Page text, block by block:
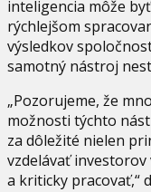
inteligencia môže
rýchlejšom
výsledkov
samotný nástroj
„Pozorujeme, že
možnosti týchto
za dôležité nielen
vzdelávať
a kriticky pracovať,“